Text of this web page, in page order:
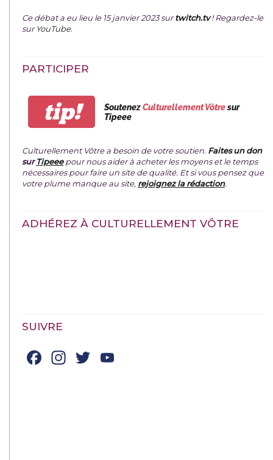
Ce débat a eu lieu le 15 janvier 2023 surtwitch.tv ! Regardez-le
surYouTube.
PARTICIPER
tip! SoutenezCulturellement Vôtresur
Tipeee
Culturellement Vôtre a besoin de votre soutien. Faites un don
surTipeeepour nous aider à acheter les moyens et le temps
nécessaires pour faire un site de qualité. Et si vous pensez que
votre plume manque au site, rejoignez la rédaction.
ADHÉREZ À CULTURELLEMENT VÔTRE
SUIVRE
Facebook
Instagram
Twitter